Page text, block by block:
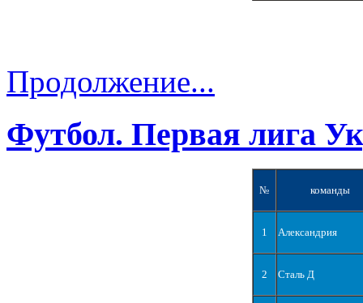
Продолжение...
Футбол. Первая лига
№ команды
1 Александрия
2 Сталь Д